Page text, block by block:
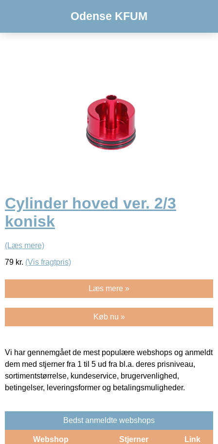
Odense KFUM
Cylinder hoved ver. 2/3
konisk
(Læs mere)
79 kr. (Vis fragtpris)
Læs mere »
Køb nu »
Vi har gennemgået de mest populære webshops og anmeldt
dem med stjerner fra 1 til 5 ud fra bl.a. deres prisniveau,
sortimentstørrelse, kundeservice, brugervenlighed,
betingelser, leveringsformer og betalingsmuligheder.
Bedst anmeldte webshops
Webshop Stjerner Link